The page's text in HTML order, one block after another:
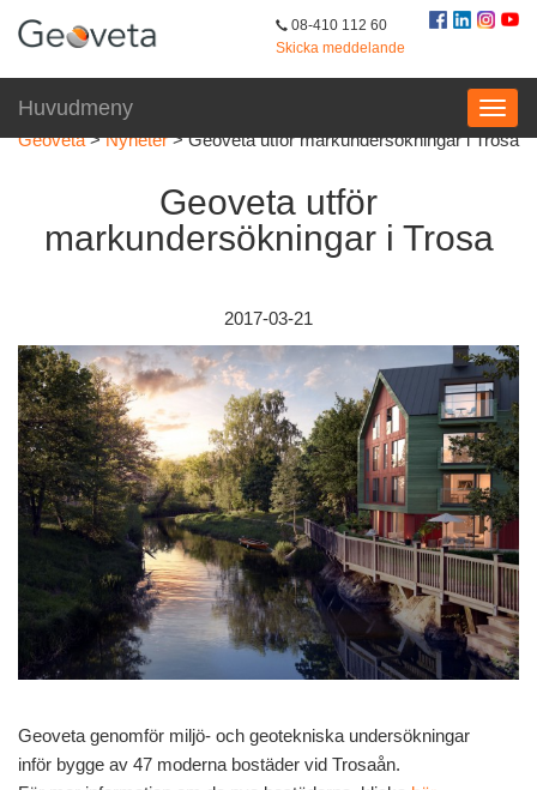
08-410 112 60
Skicka meddelande
Huvudmeny
Geoveta>Nyheter>Geoveta utför markundersökningar i Trosa
Geoveta utför
markundersökningar i Trosa
2017-03-21
Geoveta genomför miljö- och geotekniska undersökningar
inför bygge av 47 moderna bostäder vid Trosaån.